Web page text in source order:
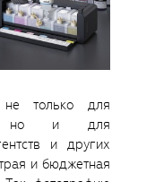
не только для
но и для
и других
и бюджетная